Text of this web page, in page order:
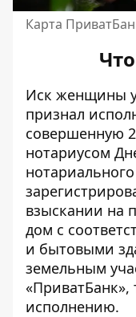
Карта
Иск женщины
признал
совершенную
нотариусом
взыскании на
дом с
и бытовыми
земельным
исполнению.